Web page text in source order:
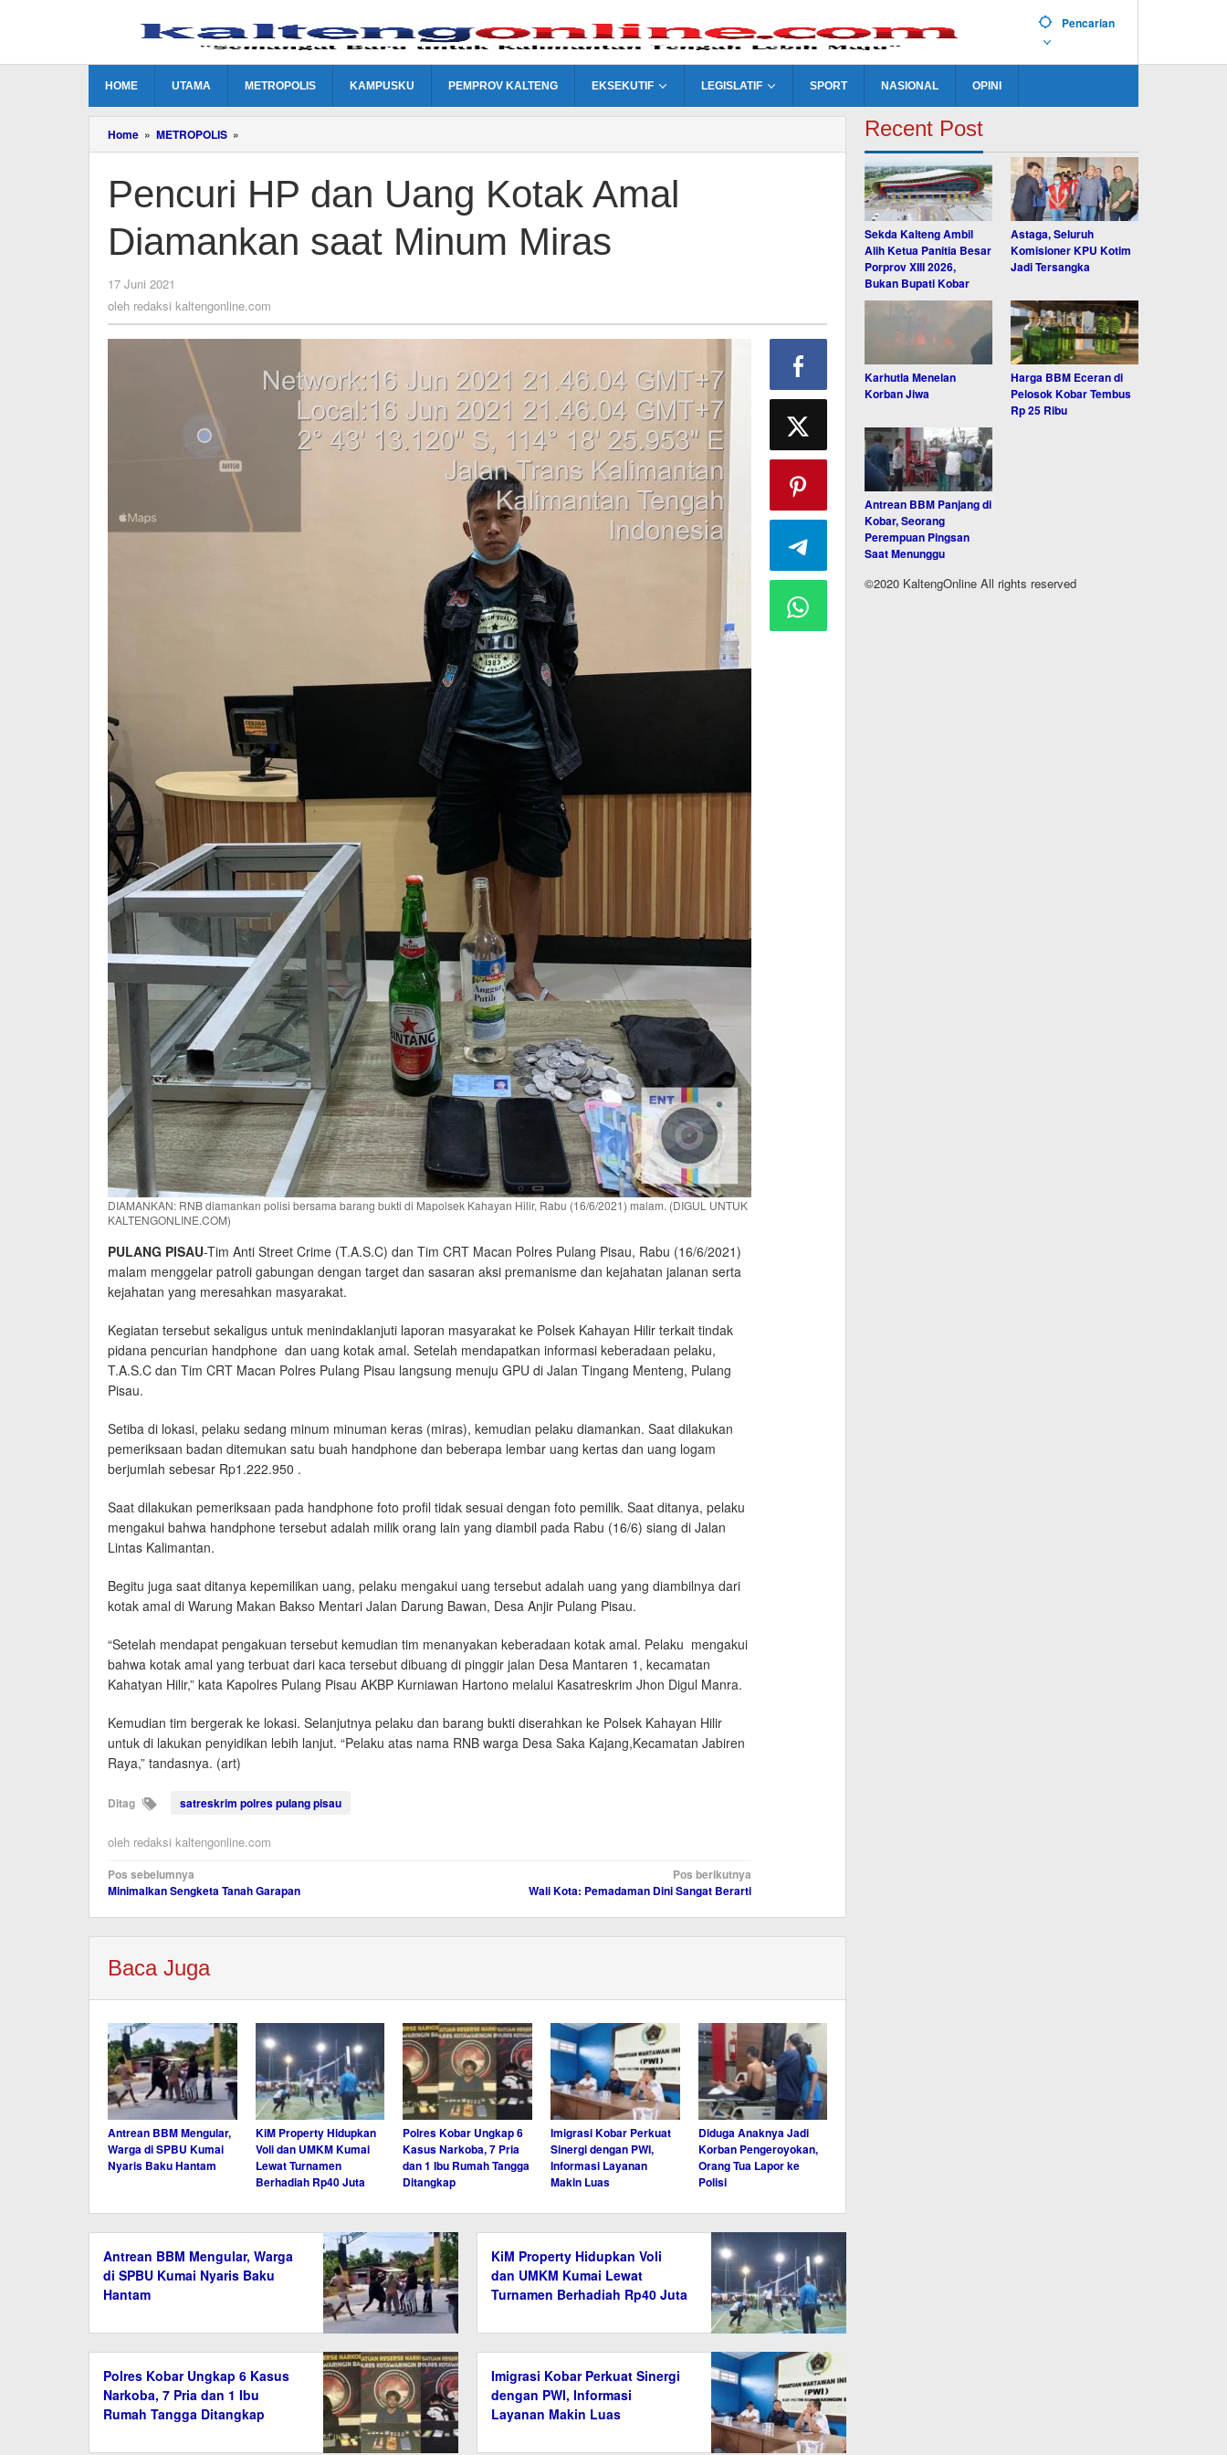
Pencarian
HOME UTAMA METROPOLIS KAMPUSKU PEMPROV KALTENG EKSEKUTIF LEGISLATIF SPORT NASIONAL OPINI
Home » METROPOLIS »
HP
Uang
Kotak
Diamankan
saat
Pencuri HP dan Uang Kotak Amal
Diamankan saat Minum Miras
17 Juni 2021
redaksi
kaltengonline.com
oleh redaksi kaltengonline.com
DIAMANKAN: RNB diamankan polisi bersama barang bukti di Mapolsek Kahayan Hilir, Rabu (16/6/2021) malam. (DIGUL UNTUK
KALTENGONLINE.COM)
PULANG PISAU-Tim Anti Street Crime (T.A.S.C) dan Tim CRT Macan Polres Pulang Pisau, Rabu (16/6/2021)
malam menggelar patroli gabungan dengan target dan sasaran aksi premanisme dan kejahatan jalanan serta
kejahatan yang meresahkan masyarakat.
Kegiatan tersebut sekaligus untuk menindaklanjuti laporan masyarakat ke Polsek Kahayan Hilir terkait tindak
pidana pencurian handphone dan uang kotak amal. Setelah mendapatkan informasi keberadaan pelaku,
T.A.S.C dan Tim CRT Macan Polres Pulang Pisau langsung menuju GPU di Jalan Tingang Menteng, Pulang
Pisau.
Setiba di lokasi, pelaku sedang minum minuman keras (miras), kemudian pelaku diamankan. Saat dilakukan
pemeriksaan badan ditemukan satu buah handphone dan beberapa lembar uang kertas dan uang logam
berjumlah sebesar Rp1.222.950 .
Saat dilakukan pemeriksaan pada handphone foto profil tidak sesuai dengan foto pemilik. Saat ditanya, pelaku
mengakui bahwa handphone tersebut adalah milik orang lain yang diambil pada Rabu (16/6) siang di Jalan
Lintas Kalimantan.
Begitu juga saat ditanya kepemilikan uang, pelaku mengakui uang tersebut adalah uang yang diambilnya dari
kotak amal di Warung Makan Bakso Mentari Jalan Darung Bawan, Desa Anjir Pulang Pisau.
“Setelah mendapat pengakuan tersebut kemudian tim menanyakan keberadaan kotak amal. Pelaku mengakui
bahwa kotak amal yang terbuat dari kaca tersebut dibuang di pinggir jalan Desa Mantaren 1, kecamatan
Kahatyan Hilir,” kata Kapolres Pulang Pisau AKBP Kurniawan Hartono melalui Kasatreskrim Jhon Digul Manra.
Kemudian tim bergerak ke lokasi. Selanjutnya pelaku dan barang bukti diserahkan ke Polsek Kahayan Hilir
untuk di lakukan penyidikan lebih lanjut. “Pelaku atas nama RNB warga Desa Saka Kajang,Kecamatan Jabiren
Raya,” tandasnya. (art)
Ditag satreskrim polres pulang pisau
oleh redaksi kaltengonline.com
Navigasi
pos
Pos sebelumnya
Minimalkan Sengketa Tanah Garapan
Pos berikutnya
Wali Kota: Pemadaman Dini Sangat Berarti
Baca Juga
Antrean BBM Mengular,
Warga di SPBU Kumai
Nyaris Baku Hantam
KiM Property Hidupkan
Voli dan UMKM Kumai
Lewat Turnamen
Berhadiah Rp40 Juta
Polres Kobar Ungkap 6
Kasus Narkoba, 7 Pria
dan 1 Ibu Rumah Tangga
Ditangkap
Imigrasi Kobar Perkuat
Sinergi dengan PWI,
Informasi Layanan
Makin Luas
Diduga Anaknya Jadi
Korban Pengeroyokan,
Orang Tua Lapor ke
Polisi
Antrean BBM Mengular, Warga
di SPBU Kumai Nyaris Baku
Hantam
KiM Property Hidupkan Voli
dan UMKM Kumai Lewat
Turnamen Berhadiah Rp40 Juta
Polres Kobar Ungkap 6 Kasus
Narkoba, 7 Pria dan 1 Ibu
Rumah Tangga Ditangkap
Imigrasi Kobar Perkuat Sinergi
dengan PWI, Informasi
Layanan Makin Luas
Recent Post
Sekda Kalteng Ambil
Alih Ketua Panitia Besar
Porprov XIII 2026,
Bukan Bupati Kobar
Astaga, Seluruh
Komisioner KPU Kotim
Jadi Tersangka
Karhutla Menelan
Korban Jiwa
Harga BBM Eceran di
Pelosok Kobar Tembus
Rp 25 Ribu
Antrean BBM Panjang di
Kobar, Seorang
Perempuan Pingsan
Saat Menunggu
©2020 KaltengOnline All rights reserved